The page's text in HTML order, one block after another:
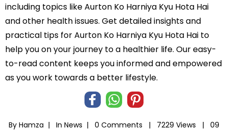
including topics like Aurton Ko Harniya Kyu Hota Hai
and other health issues. Get detailed insights and
practical tips for Aurton Ko Harniya Kyu Hota Hai to
help you on your journey to a healthier life. Our easy-
to-read content keeps you informed and empowered
as you work towards a better lifestyle.
By Hamza | In News | 0 Comments | 7229 Views |
09